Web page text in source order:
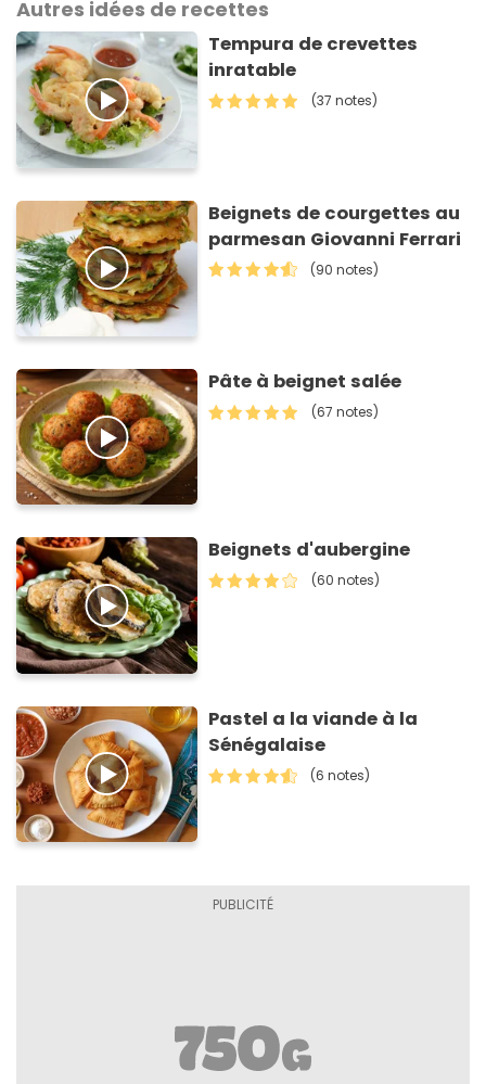
Autres idées de recettes
Tempura de crevettes
inratable
(37 notes)
Beignets de courgettes au
parmesan Giovanni Ferrari
(90 notes)
Pâte à beignet salée
(67 notes)
Beignets d'aubergine
(60 notes)
Pastel a la viande à la
Sénégalaise
(6 notes)